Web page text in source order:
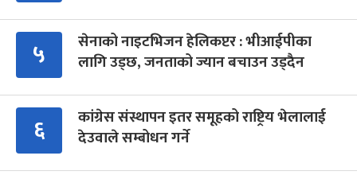
५
सेनाको नाइटभिजन हेलिकप्टर : भीआईपीका
लागि उड्छ, जनताको ज्यान बचाउन उड्दैन
६
कांग्रेस संस्थापन इतर समूहको राष्ट्रिय भेलालाई
देउवाले सम्बोधन गर्ने